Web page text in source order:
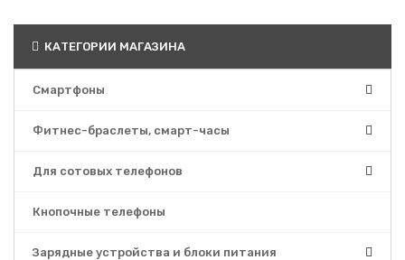
КАТЕГОРИИ МАГАЗИНА
Смартфоны
Фитнес-браслеты, смарт-часы
Для сотовых телефонов
Кнопочные телефоны
Зарядные устройства и блоки питания